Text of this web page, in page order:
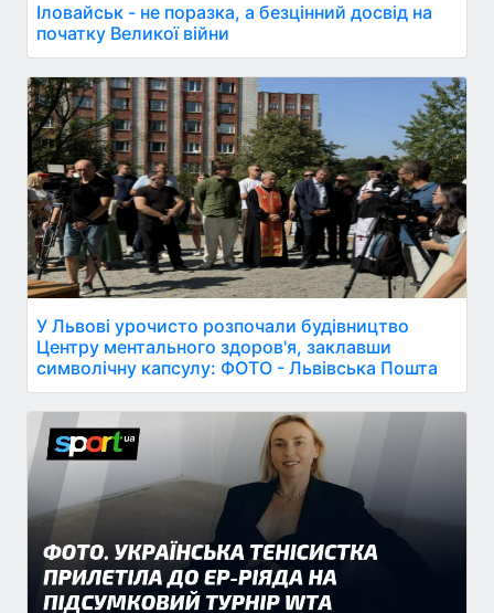
Іловайськ - не поразка, а безцінний досвід на
початку Великої війни
У Львові урочисто розпочали будівництво
Центру ментального здоров'я, заклавши
символічну капсулу: ФОТО - Львівська Пошта